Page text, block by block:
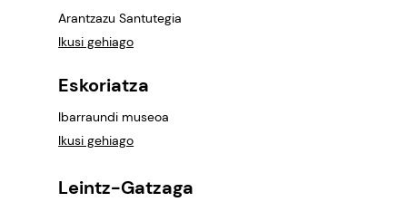
Arantzazu Santutegia
Ikusi gehiago
Eskoriatza
Ibarraundi museoa
Ikusi gehiago
Leintz-Gatzaga